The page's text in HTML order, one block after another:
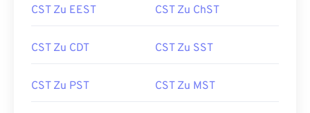
CST Zu EEST CST Zu ChST
CST Zu CDT CST Zu SST
CST Zu PST CST Zu MST